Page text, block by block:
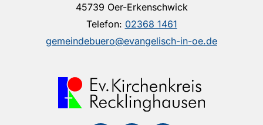
45739 Oer-Erkenschwick
Telefon: 02368 1461
gemeindebuero@evangelisch-in-oe.de